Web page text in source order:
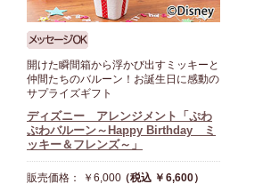
開けた瞬間箱から浮かび出すミッキーと
仲間たちのバルーン！お誕生日に感動の
サプライズギフト
ディズニー アレンジメント「ぷわ
ぷわバルーン～Happy Birthday ミ
ッキー＆フレンズ～」
販売価格： ￥6,000（税込 ￥6,600）